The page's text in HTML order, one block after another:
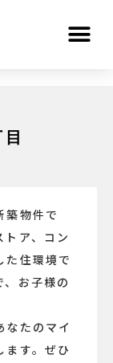
築物件で
ア、コン
た住環境で
お子様の
なたのマイ
ます。ぜひ